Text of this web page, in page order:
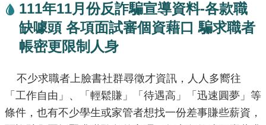
我
的
身
分
公
告
111年11月份反詐騙宣導資料-各款職
缺噱頭 各項面試審個資藉口 騙求職者
帳密更限制人身
不少求職者上臉書社群尋徵才資訊，人人多嚮往
「工作自由」、「輕鬆賺」「待遇高」「迅速圓夢」等
條件，也有不少學生或家管者想找一份差事賺些薪資，